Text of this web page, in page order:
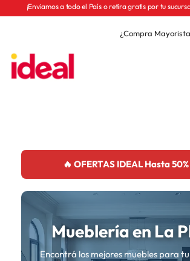
¡Enviamos a todo el País o retira gratis por tu
¿Compra
🔥 OFERTAS IDEAL Hasta
Mueblería en La
Encontrá los mejores muebles para